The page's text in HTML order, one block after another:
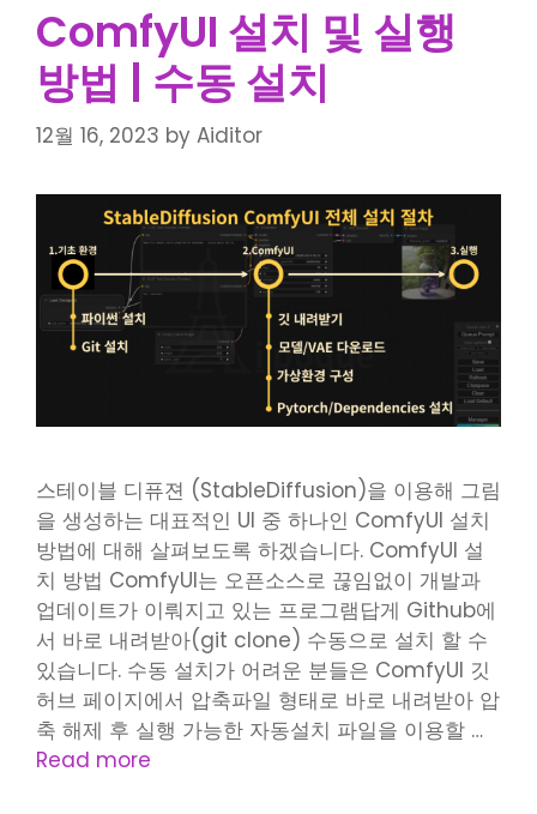
ComfyUI 설치 및 실행
방법 | 수동 설치
12월 16, 2023 by Aiditor
스테이블 디퓨젼 (StableDiffusion)을 이용해 그림
을 생성하는 대표적인 UI 중 하나인 ComfyUI 설치
방법에 대해 살펴보도록 하겠습니다. ComfyUI 설
치 방법 ComfyUI는 오픈소스로 끊임없이 개발과
업데이트가 이뤄지고 있는 프로그램답게 Github에
서 바로 내려받아(git clone) 수동으로 설치 할 수
있습니다. 수동 설치가 어려운 분들은 ComfyUI 깃
허브 페이지에서 압축파일 형태로 바로 내려받아 압
축 해제 후 실행 가능한 자동설치 파일을 이용할 …
Read more